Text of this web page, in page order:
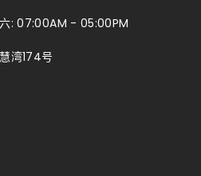
: 07:00AM - 05:00PM
湾174号